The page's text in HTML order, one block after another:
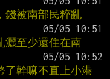
錢被南部民粹亂
灑至少還住在南
了幹嘛不直上小港